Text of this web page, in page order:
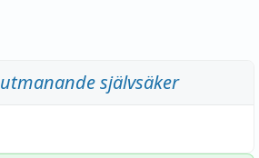
utmanande självsäker